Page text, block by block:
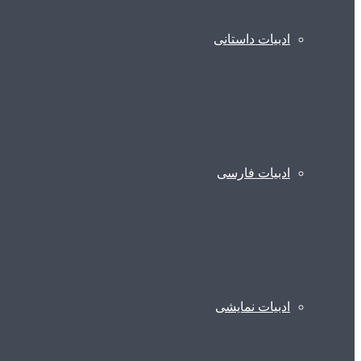
ادبیات داستانی
ادبیات فارسی
ادبیات نمایشی